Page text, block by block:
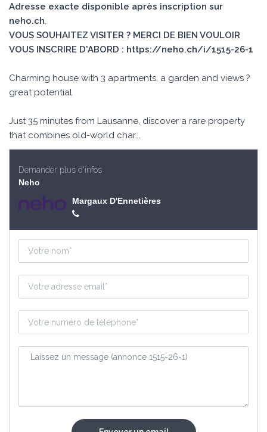
Adresse exacte disponible après inscription sur
neho.ch.
VOUS SOUHAITEZ VISITER ? MERCI DE BIEN VOULOIR
VOUS INSCRIRE D'ABORD : https://neho.ch/i/1515-26-1
Charming house with 3 apartments, a garden and views ?
great potential
Just 35 minutes from Lausanne, discover a rare property
that combines old-world char...
Demander plus d'infos
Neho
Margaux D'Ennetières